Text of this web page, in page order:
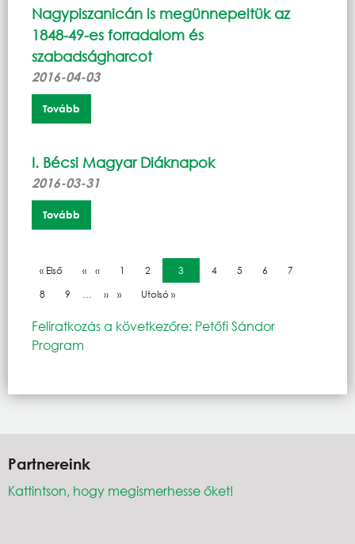
Nagypiszanicán is megünnepeltük az
1848-49-es forradalom és
szabadságharcot
2016-04-03
Tovább
I. Bécsi Magyar Diáknapok
2016-03-31
Tovább
Oldalszámozás
Első oldal
« Első Előző oldal
‹‹ Oldal
1 Oldal
2 Jelenlegi oldal
3 Oldal
4 Oldal
5 Oldal
6 Oldal
7
Oldal
8 Oldal
9 … Következő oldal
›› Utolsó oldal
Utolsó »
Feliratkozás a következőre: Petőfi Sándor
Program
Partnereink
Kattintson, hogy megismerhesse őket!